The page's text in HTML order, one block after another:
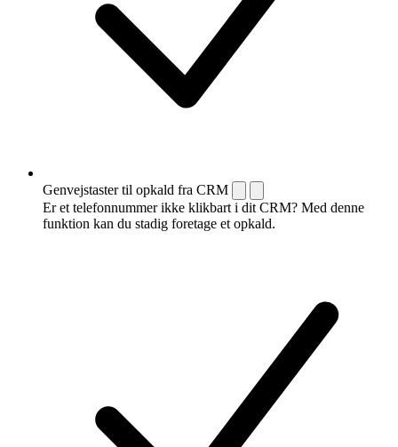
Genvejstaster til opkald fra CRM
Er et telefonnummer ikke klikbart i dit CRM? Med denne
funktion kan du stadig foretage et opkald.